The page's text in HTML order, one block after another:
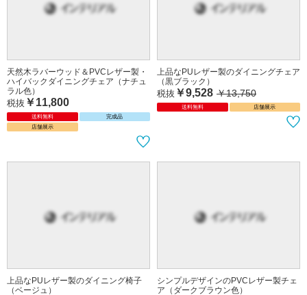
天然木ラバーウッド＆PVCレザー製・
ハイバックダイニングチェア（ナチュ
ラル色）
税抜 ￥11,800
送料無料
完成品
店舗展示
上品なPUレザー製のダイニングチェア
（黒ブラック）
税抜 ￥9,528 ￥13,750
送料無料 店舗展示
上品なPUレザー製のダイニング椅子
（ベージュ）
シンプルデザインのPVCレザー製チェ
ア（ダークブラウン色）